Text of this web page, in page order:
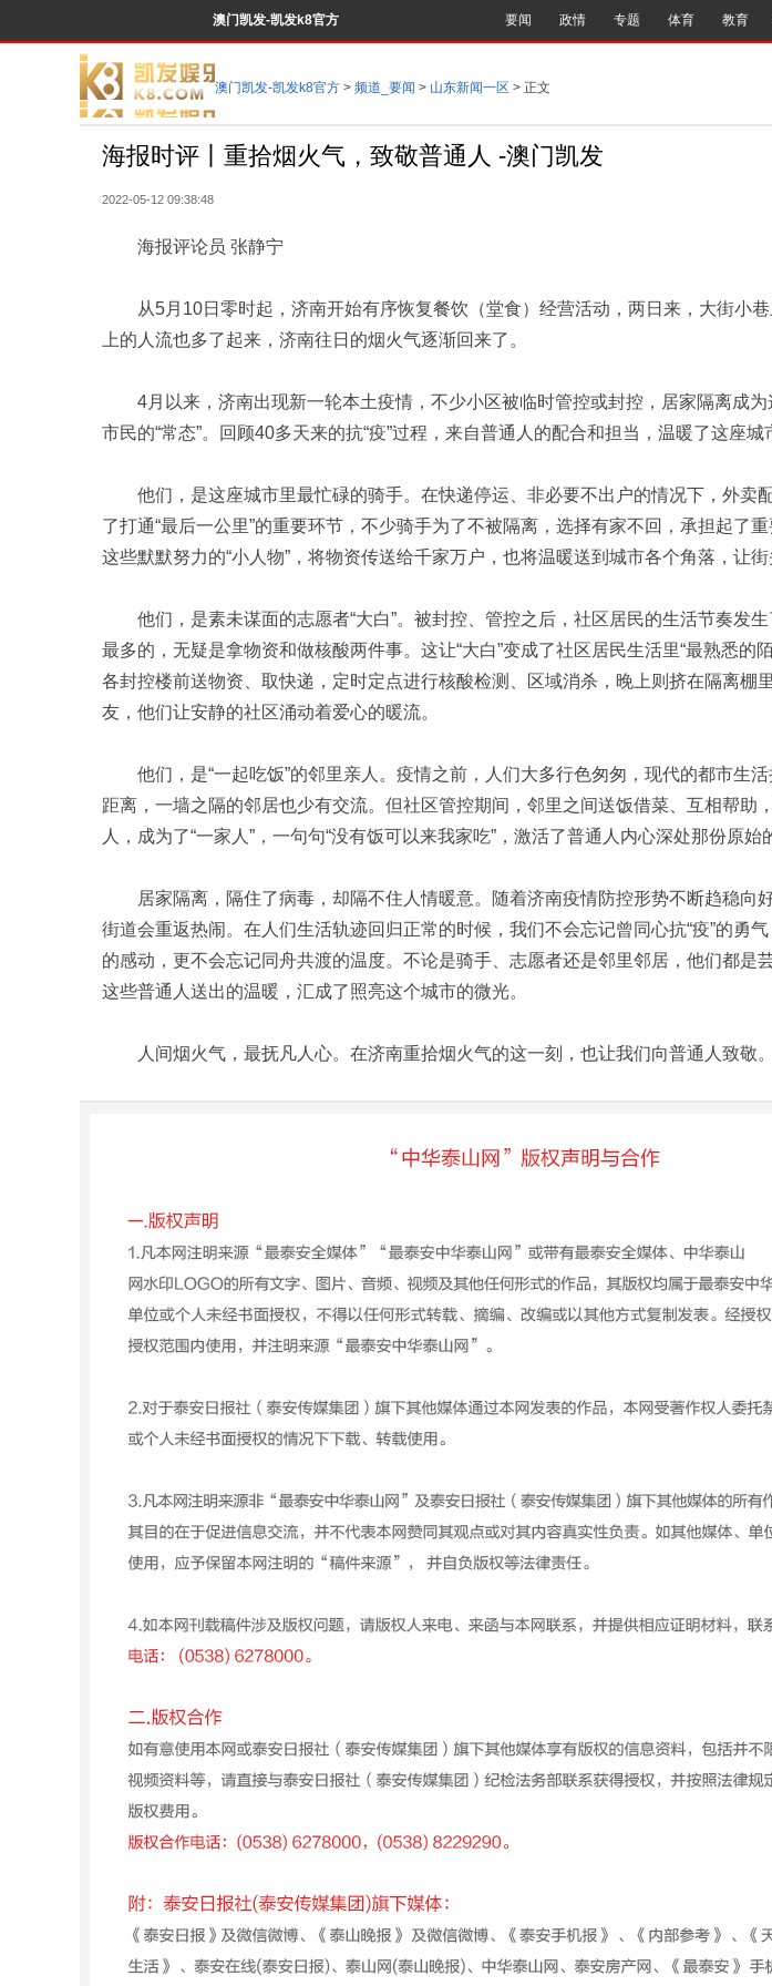
澳门凯发-凯发k8官方 要闻 政情 专题 体育 教育
澳门凯发-凯发k8官方 > 频道_要闻 > 山东新闻一区 > 正文
海报时评丨重拾烟火气，致敬普通人 -澳门凯发
2022-05-12 09:38:48
海报评论员 张静宁
从5月10日零时起，济南开始有序恢复餐饮（堂食）经营活动，两日来，大街小巷
上的人流也多了起来，济南往日的烟火气逐渐回来了。
4月以来，济南出现新一轮本土疫情，不少小区被临时管控或封控，居家隔离成为
市民的“常态”。回顾40多天来的抗“疫”过程，来自普通人的配合和担当，温暖了这座城
他们，是这座城市里最忙碌的骑手。在快递停运、非必要不出户的情况下，外卖
了打通“最后一公里”的重要环节，不少骑手为了不被隔离，选择有家不回，承担起了重
这些默默努力的“小人物”，将物资传送给千家万户，也将温暖送到城市各个角落，让街
他们，是素未谋面的志愿者“大白”。被封控、管控之后，社区居民的生活节奏发生
最多的，无疑是拿物资和做核酸两件事。这让“大白”变成了社区居民生活里“最熟悉的
各封控楼前送物资、取快递，定时定点进行核酸检测、区域消杀，晚上则挤在隔离棚
友，他们让安静的社区涌动着爱心的暖流。
他们，是“一起吃饭”的邻里亲人。疫情之前，人们大多行色匆匆，现代的都市生活
距离，一墙之隔的邻居也少有交流。但社区管控期间，邻里之间送饭借菜、互相帮助
人，成为了“一家人”，一句句“没有饭可以来我家吃”，激活了普通人内心深处那份原始
居家隔离，隔住了病毒，却隔不住人情暖意。随着济南疫情防控形势不断趋稳向好
街道会重返热闹。在人们生活轨迹回归正常的时候，我们不会忘记曾同心抗“疫”的勇
的感动，更不会忘记同舟共渡的温度。不论是骑手、志愿者还是邻里邻居，他们都是
这些普通人送出的温暖，汇成了照亮这个城市的微光。
人间烟火气，最抚凡人心。在济南重拾烟火气的这一刻，也让我们向普通人致敬。